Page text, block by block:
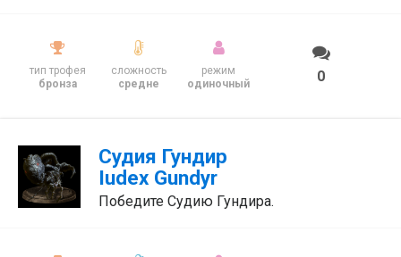
тип трофея
бронза
сложность
средне
режим
одиночный
0
Судия Гундир
Iudex Gundyr
Победите Судию Гундира.